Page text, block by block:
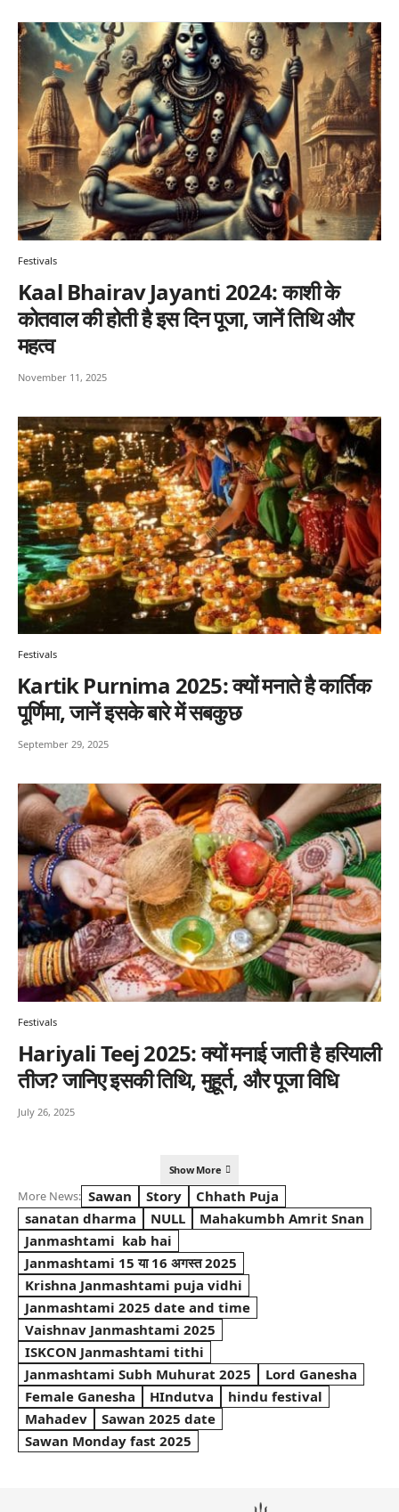
Festivals
Kaal Bhairav Jayanti 2024: काशी के
कोतवाल की होती है इस दिन पूजा, जानें तिथि और
महत्व
November 11, 2025
Festivals
⁠Kartik Purnima 2025: क्यों मनाते है कार्तिक
पूर्णिमा, जानें इसके बारे में सबकुछ
September 29, 2025
Festivals
Hariyali Teej 2025: क्यों मनाई जाती है हरियाली
तीज? जानिए इसकी तिथि, मुहूर्त, और पूजा विधि
July 26, 2025
Show More
More News: Sawan Story
Chhath Puja
sanatan dharma
NULL
Mahakumbh Amrit Snan
Janmashtami kab hai
Janmashtami 15 या 16 अगस्त 2025
Krishna Janmashtami puja vidhi
Janmashtami 2025 date and time
Vaishnav Janmashtami 2025
ISKCON Janmashtami tithi
Janmashtami Subh Muhurat 2025
Lord Ganesha
Female Ganesha
HIndutva
hindu festival
Mahadev
Sawan 2025 date
Sawan Monday fast 2025